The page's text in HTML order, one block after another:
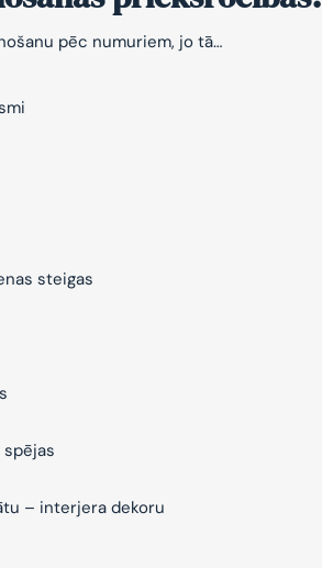
pēc numuriem, jo tā…
steigas
– interjera dekoru